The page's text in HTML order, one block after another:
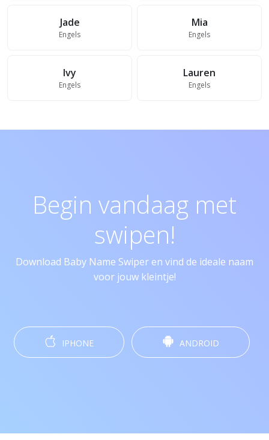
Jade
Engels
Mia
Engels
Ivy
Engels
Lauren
Engels
Begin vandaag met
swipen!
Download Baby Name Swiper en vind de ideale naam
voor jouw kleintje!
IPHONE ANDROID